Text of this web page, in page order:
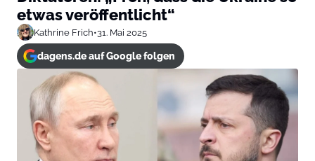
etwas veröffentlicht“
Kathrine Frich•31. Mai 2025
dagens.de auf Google folgen